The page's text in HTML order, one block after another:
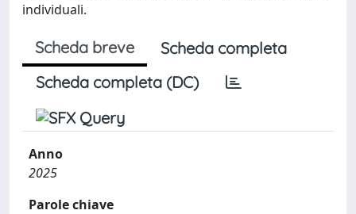
individuali.
Scheda breve
Scheda completa
Scheda completa (DC)
Anno
2025
Parole chiave